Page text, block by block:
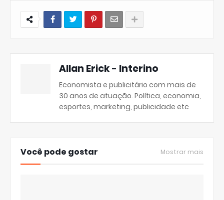
Allan Erick - Interino
Economista e publicitário com mais de
30 anos de atuação. Política, economia,
esportes, marketing, publicidade etc
Você pode gostar Mostrar mais